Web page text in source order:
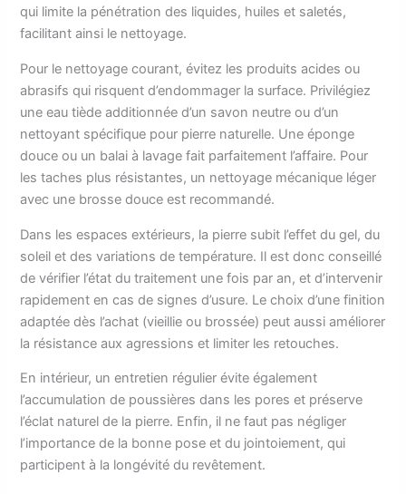
qui limite la pénétration des liquides, huiles et saletés,
facilitant ainsi le nettoyage.
Pour le nettoyage courant, évitez les produits acides ou
abrasifs qui risquent d’endommager la surface. Privilégiez
une eau tiède additionnée d’un savon neutre ou d’un
nettoyant spécifique pour pierre naturelle. Une éponge
douce ou un balai à lavage fait parfaitement l’affaire. Pour
les taches plus résistantes, un nettoyage mécanique léger
avec une brosse douce est recommandé.
Dans les espaces extérieurs, la pierre subit l’effet du gel, du
soleil et des variations de température. Il est donc conseillé
de vérifier l’état du traitement une fois par an, et d’intervenir
rapidement en cas de signes d’usure. Le choix d’une finition
adaptée dès l’achat (vieillie ou brossée) peut aussi améliorer
la résistance aux agressions et limiter les retouches.
En intérieur, un entretien régulier évite également
l’accumulation de poussières dans les pores et préserve
l’éclat naturel de la pierre. Enfin, il ne faut pas négliger
l’importance de la bonne pose et du jointoiement, qui
participent à la longévité du revêtement.